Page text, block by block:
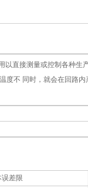
以直接测量或控制各种
度不 同时，就会在回路
误差限